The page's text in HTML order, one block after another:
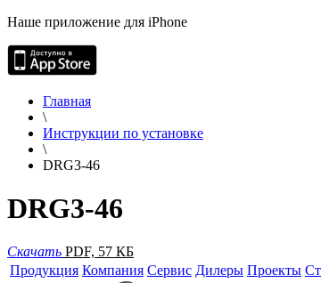
Наше приложение для iPhone
Главная
\
Инструкции по установке
\
DRG3-46
DRG3-46
Скачать PDF, 57 КБ
Продукция Компания Сервис Дилеры Проекты